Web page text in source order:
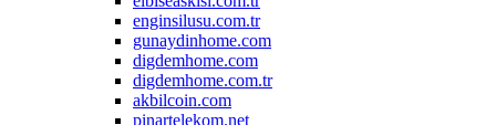
enginsilusu.com.tr
gunaydinhome.com
digdemhome.com
digdemhome.com.tr
akbilcoin.com
pinartelekom.net